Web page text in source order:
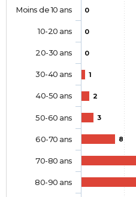
0
0
0
1
2
3
8
Moins de 10 ans
10-20 ans
20-30 ans
30-40 ans
40-50 ans
50-60 ans
60-70 ans
70-80 ans
80-90 ans